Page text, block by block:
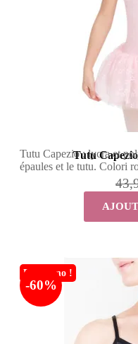
Tutu
Tutu Capezio : lycra et
épaules et le tutu. Colori
En promo !
-60%